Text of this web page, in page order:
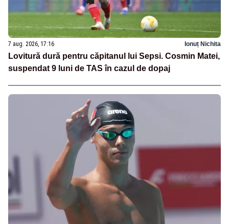
7 aug. 2026, 17:16 Ionuț Nichita
Lovitură dură pentru căpitanul lui Sepsi. Cosmin Matei,
suspendat 9 luni de TAS în cazul de dopaj